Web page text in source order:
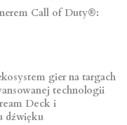
Call of Duty®:
gier na targach
technologii
Deck i
dźwięku